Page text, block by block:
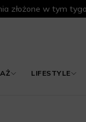
w tym
LIFESTYLE